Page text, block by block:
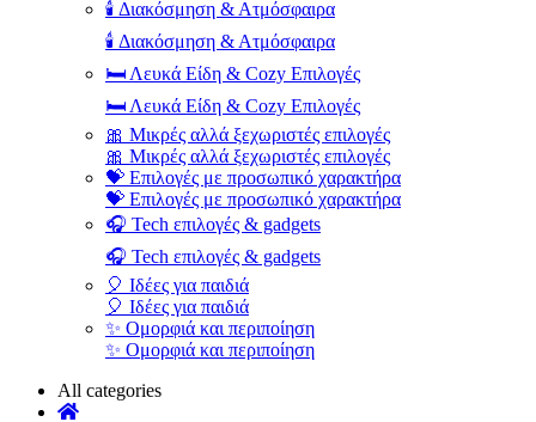
🕯️ Διακόσμηση & Ατμόσφαιρα
🕯️ Διακόσμηση & Ατμόσφαιρα
🛏️ Λευκά Είδη & Cozy Επιλογές
🛏️ Λευκά Είδη & Cozy Επιλογές
🎀 Μικρές αλλά ξεχωριστές επιλογές
🎀 Μικρές αλλά ξεχωριστές επιλογές
💝 Επιλογές με προσωπικό χαρακτήρα
💝 Επιλογές με προσωπικό χαρακτήρα
🎧 Tech επιλογές & gadgets
🎧 Tech επιλογές & gadgets
🎈 Ιδέες για παιδιά
🎈 Ιδέες για παιδιά
✨ Ομορφιά και περιποίηση
✨ Ομορφιά και περιποίηση
All categories